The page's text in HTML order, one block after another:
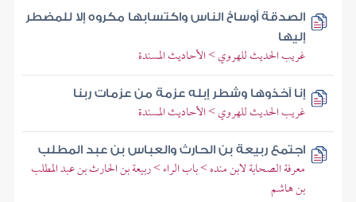
الصدقة أوساخ الناس واكتسابها مكروه إلا للمضطر
إليها
غريب الحديث للهروي > الأحاديث المسندة
إنا آخذوها وشطر إبله عزمة من عزمات ربنا
غريب الحديث للهروي > الأحاديث المسندة
اجتمع ربيعة بن الحارث والعباس بن عبد المطلب
معرفة الصحابة لابن منده > باب الراء > ربيعة بن الحارث بن عبد المطلب
بن هاشم